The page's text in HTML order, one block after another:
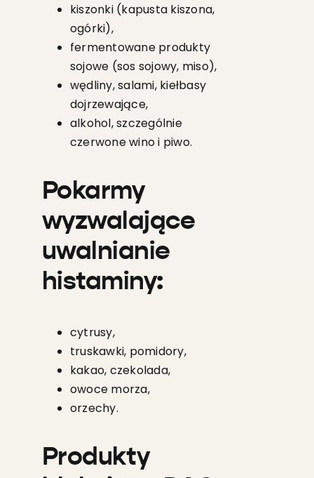
kiszonki (kapusta kiszona,
ogórki),
fermentowane produkty
sojowe (sos sojowy, miso),
wędliny, salami, kiełbasy
dojrzewające,
alkohol, szczególnie
czerwone wino i piwo.
Pokarmy
wyzwalające
uwalnianie
histaminy:
cytrusy,
truskawki, pomidory,
kakao, czekolada,
owoce morza,
orzechy.
Produkty